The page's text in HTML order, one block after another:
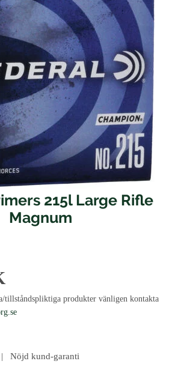
215l Large Rifle
Magnum
tillståndspliktiga produkter vänligen kontakta
Nöjd kund-garanti